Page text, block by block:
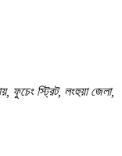
ফুচেং স্ট্রিট, লংহুয়া জেলা,